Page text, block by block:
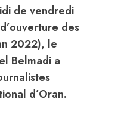
de vendredi
des
2022), le
Belmadi a
d’Oran.